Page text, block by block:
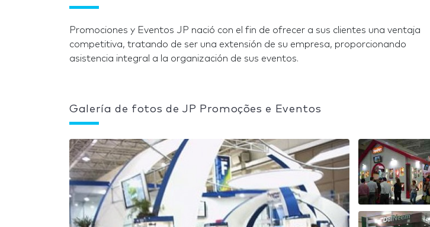
Promociones y Eventos JP nació con el fin de ofrecer a sus clientes una ventaja
competitiva, tratando de ser una extensión de su empresa, proporcionando
asistencia integral a la organización de sus eventos.
Galería de fotos de JP Promoções e Eventos